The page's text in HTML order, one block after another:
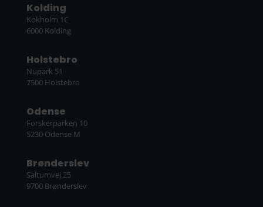
Kolding
Kokholm 1C
6000 Kolding
Holstebro
Nupark 51
7500 Holstebro
Odense
Forskerparken 10
5230 Odense M
Brønderslev
Saltumvej 25
9700 Brønderslev